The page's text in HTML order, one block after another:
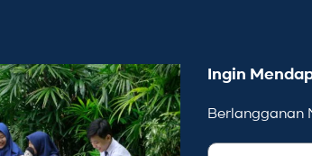
Ingin
Berlangganan